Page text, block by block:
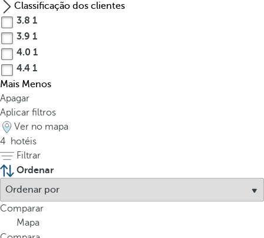
Classificação dos clientes
3.8 1
3.9 1
4.0 1
4.4 1
Mais Menos
Apagar
Aplicar filtros
Ver no mapa
4
hotéis
Filtrar
Ordenar
Comparar
Mapa